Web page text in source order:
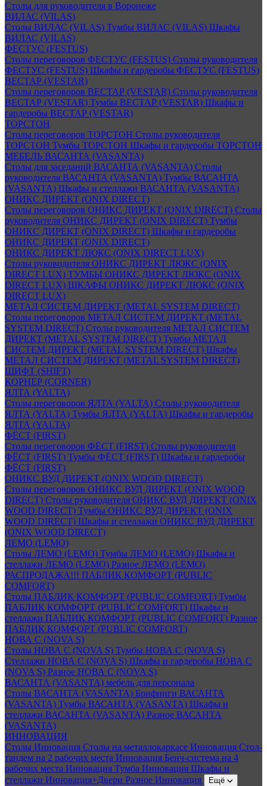
Столы для руководителя в Воронеже
ВИЛАС (VILAS)
Столы ВИЛАС (VILAS) Тумбы ВИЛАС (VILAS) Шкафы
ВИЛАС (VILAS)
ФЕСТУС (FESTUS)
Столы переговоров ФЕСТУС (FESTUS) Столы руководителя
ФЕСТУС (FESTUS) Шкафы и гардеробы ФЕСТУС (FESTUS)
ВЕСТАР (VESTAR)
Столы переговоров ВЕСТАР (VESTAR) Столы руководителя
ВЕСТАР (VESTAR) Тумбы ВЕСТАР (VESTAR) Шкафы и
гардеробы ВЕСТАР (VESTAR)
ТОРСТОН
Столы переговоров ТОРСТОН Столы руководителя
ТОРСТОН Тумбы ТОРСТОН Шкафы и гардеробы ТОРСТОН
МЕБЕЛЬ ВАСАНТА (VASANTA)
Столы для заседаний ВАСАНТА (VASANTA) Столы
руководителя ВАСАНТА (VASANTA) Тумбы ВАСАНТА
(VASANTA) Шкафы и стеллажи ВАСАНТА (VASANTA)
ОНИКС ДИРЕКТ (ONIX DIRECT)
Столы переговоров ОНИКС ДИРЕКТ (ONIX DIRECT) Столы
руководителя ОНИКС ДИРЕКТ (ONIX DIRECT) Тумбы
ОНИКС ДИРЕКТ (ONIX DIRECT) Шкафы и гардеробы
ОНИКС ДИРЕКТ (ONIX DIRECT)
ОНИКС ДИРЕКТ ЛЮКС (ONIX DIRECT LUX)
Столы руководителя ОНИКС ДИРЕКТ ЛЮКС (ONIX
DIRECT LUX) ТУМБЫ ОНИКС ДИРЕКТ ЛЮКС (ONIX
DIRECT LUX) ШКАФЫ ОНИКС ДИРЕКТ ЛЮКС (ONIX
DIRECT LUX)
МЕТАЛ СИСТЕМ ДИРЕКТ (METAL SYSTEM DIRECT)
Столы переговоров МЕТАЛ СИСТЕМ ДИРЕКТ (METAL
SYSTEM DIRECT) Столы руководителя МЕТАЛ СИСТЕМ
ДИРЕКТ (METAL SYSTEM DIRECT) Тумбы МЕТАЛ
СИСТЕМ ДИРЕКТ (METAL SYSTEM DIRECT) Шкафы
МЕТАЛ СИСТЕМ ДИРЕКТ (METAL SYSTEM DIRECT)
ШИФТ (SHIFT)
КОРНЕР (CORNER)
ЯЛТА (YALTA)
Столы переговоров ЯЛТА (YALTA) Столы руководителя
ЯЛТА (YALTA) Тумбы ЯЛТА (YALTA) Шкафы и гардеробы
ЯЛТА (YALTA)
ФЁСТ (FIRST)
Столы переговоров ФЁСТ (FIRST) Столы руководителя
ФЁСТ (FIRST) Тумбы ФЁСТ (FIRST) Шкафы и гардеробы
ФЁСТ (FIRST)
ОНИКС ВУД ДИРЕКТ (ONIX WOOD DIRECT)
Столы переговоров ОНИКС ВУД ДИРЕКТ (ONIX WOOD
DIRECT) Столы руководителя ОНИКС ВУД ДИРЕКТ (ONIX
WOOD DIRECT) Тумбы ОНИКС ВУД ДИРЕКТ (ONIX
WOOD DIRECT) Шкафы и стеллажи ОНИКС ВУД ДИРЕКТ
(ONIX WOOD DIRECT)
ЛЕМО (LEMO)
Столы ЛЕМО (LEMO) Тумбы ЛЕМО (LEMO) Шкафы и
стеллажи ЛЕМО (LEMO) Разное ЛЕМО (LEMO)
РАСПРОДАЖА!!! ПАБЛИК КОМФОРТ (PUBLIC
COMFORT)
Столы ПАБЛИК КОМФОРТ (PUBLIC COMFORT) Тумбы
ПАБЛИК КОМФОРТ (PUBLIC COMFORT) Шкафы и
стеллажи ПАБЛИК КОМФОРТ (PUBLIC COMFORT) Разное
ПАБЛИК КОМФОРТ (PUBLIC COMFORT)
НОВА С (NOVA S)
Столы НОВА С (NOVA S) Тумбы НОВА С (NOVA S)
Стеллажи НОВА С (NOVA S) Шкафы и гардеробы НОВА С
(NOVA S) Разное НОВА С (NOVA S)
ВАСАНТА (VASANTA) мебель для персонала
Столы ВАСАНТА (VASANTA) Брифинги ВАСАНТА
(VASANTA) Тумбы ВАСАНТА (VASANTA) Шкафы и
стеллажи ВАСАНТА (VASANTA) Разное ВАСАНТА
(VASANTA)
ИННОВАЦИЯ
Столы Инновация Столы на металлокаркасе Инновация Стол-
тандем на 2 рабочих места Инновация Бенч-система на 4
рабочих места Инновация Тумба Инновация Шкафы и
стеллажи Инновация+Двери Разное Инновация Ещё